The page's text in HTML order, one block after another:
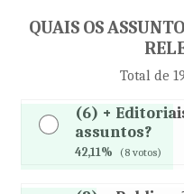
QUAIS OS
Total de
(6) +
assuntos?
42,11% (8 votos)